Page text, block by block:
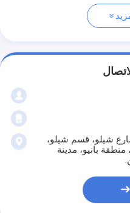
المبنى 7، رقم 46، شارع شيلو، قسم شيلو،
بانيو، مدينة